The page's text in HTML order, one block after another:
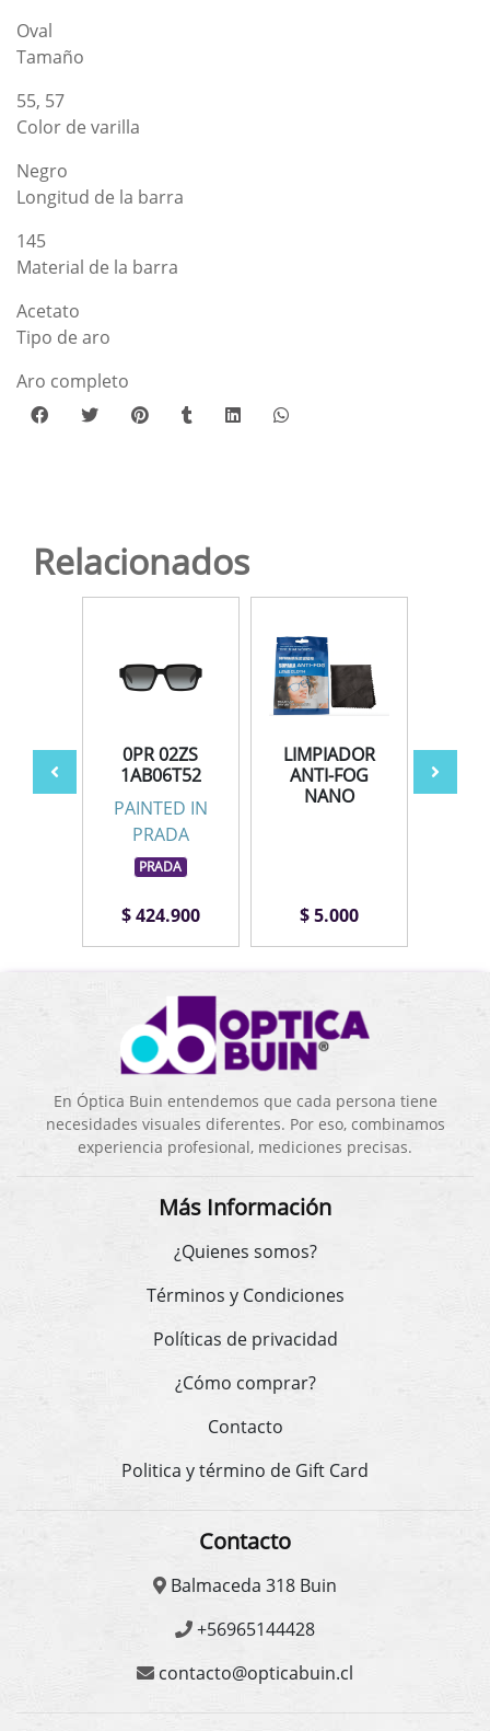
Oval
Tamaño
55, 57
Color de varilla
Negro
Longitud de la barra
145
Material de la barra
Acetato
Tipo de aro
Aro completo
Relacionados
0PR 02ZS
1AB06T52
PAINTED IN
PRADA
PRADA
$ 424.900
LIMPIADOR
ANTI-FOG
NANO
$ 5.000
En Óptica Buin entendemos que cada persona tiene
necesidades visuales diferentes. Por eso, combinamos
experiencia profesional, mediciones precisas.
Más Información
¿Quienes somos?
Términos y Condiciones
Políticas de privacidad
¿Cómo comprar?
Contacto
Politica y término de Gift Card
Contacto
Balmaceda 318 Buin
+56965144428
contacto@opticabuin.cl